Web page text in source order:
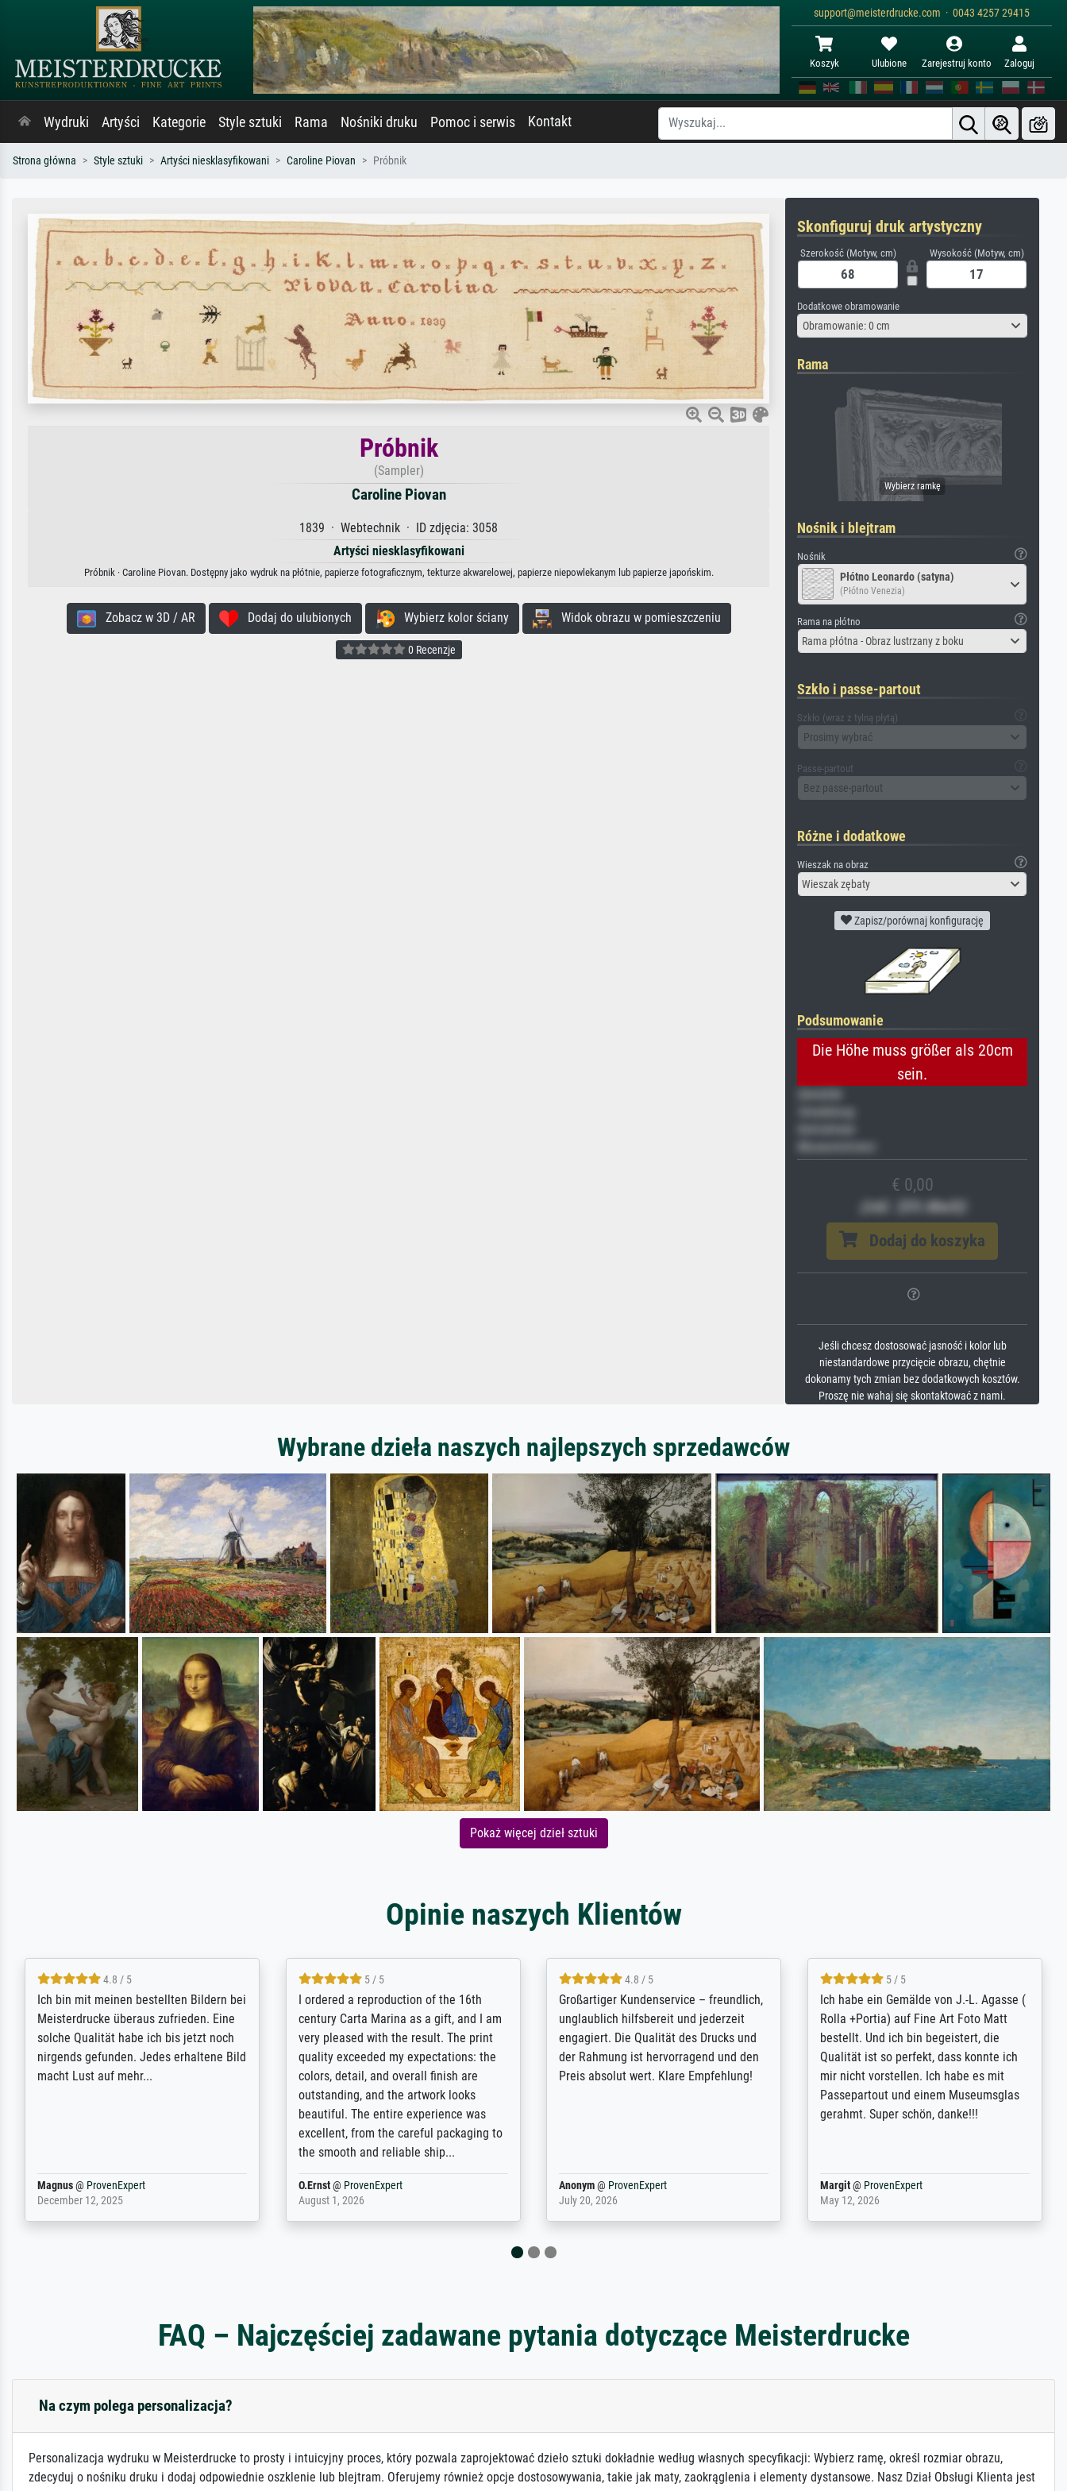
support@meisterdrucke.com · 0043 4257 29415
Koszyk Ulubione Zarejestruj konto Zaloguj
Wydruki Artyści Kategorie Style sztuki Rama Nośniki druku Pomoc i serwis Kontakt
Strona główna Style sztuki Artyści niesklasyfikowani Caroline Piovan Próbnik
Próbnik
(Sampler)
Caroline Piovan
1839 · Webtechnik · ID zdjęcia: 3058
Artyści niesklasyfikowani
Próbnik · Caroline Piovan. Dostępny jako wydruk na płótnie, papierze fotograficznym, tekturze akwarelowej, papierze niepowlekanym lub papierze japońskim.
Zobacz w 3D / AR Dodaj do ulubionych Wybierz kolor ściany Widok obrazu w pomieszczeniu
0 Recenzje
Skonfiguruj druk artystyczny
Szerokość (Motyw, cm) Wysokość (Motyw, cm)
Dodatkowe obramowanie
Obramowanie: 0 cm
Rama
Nośnik i blejtram
Nośnik
Płótno Leonardo (satyna)
(Płótno Venezia)
Rama na płótno
Rama płótna - Obraz lustrzany z boku
Szkło i passe-partout
Szkło (wraz z tylną płytą)
Prosimy wybrać
Passe-partout
Bez passe-partout
Różne i dodatkowe
Wieszak na obraz
Wieszak zębaty
Zapisz/porównaj konfigurację
Podsumowanie
Die Höhe muss größer als 20cm
sein.
Veredelung
Museumslizenz
€ 0,00
(inkl. 20% MwSt)
Dodaj do koszyka
Jeśli chcesz dostosować jasność i kolor lub
niestandardowe przycięcie obrazu, chętnie
dokonamy tych zmian bez dodatkowych kosztów.
Proszę nie wahaj się skontaktować z nami.
Wybrane dzieła naszych najlepszych sprzedawców
Pokaż więcej dzieł sztuki
Opinie naszych Klientów
5 / 5
Rundum positive Erfahrung. Die
Ausführung des Auftrags hat eine Weile
gedauert, die angekündigte Lieferzeit
wurde aber letztlich sogar etwas
unterschritten. Die Qualität des Papiers
Dr.@ProvenExpert
February 3, 2026
5 / 5
The team at Meisterdrucke strives to
meet its clients demands, and provides
expert advice on how to obtain the best
results for the prints requested by the
client. The company has a vast
repertoire of prints to choose from, and
will provide excellent service also with
regards to prints which are not in that
repertoire. Highly recommended!
Anonym@ProvenExpert
April 22, 2026
5 / 5
Outstanding quality and customer
support. - the quality of the printing is
excellent and difficult to distinguish
from the real thing; it will be my go-to
for high-quality art prints from now on -
Anonym@ ProvenExpert
January 12, 2026
4.8 / 5
Qualité absolument irréprochable.
Extraordinaire diversité des thèmes
abordés et personnalisation des
demandes (recadrage, réajustement des
couleurs). Relation clientèle parfaite.
Transport, réception sans aucun
problème. Merci à toute l'équipe ! Hervé
Anonym@ProvenExpert
March 31, 2025
FAQ – Najczęściej zadawane pytania dotyczące Meisterdrucke
Na czym polega personalizacja?
Personalizacja wydruku w Meisterdrucke to prosty i intuicyjny proces, który pozwala zaprojektować dzieło sztuki dokładnie według własnych specyfikacji: Wybierz ramę, określ rozmiar obrazu,
zdecyduj o nośniku druku i dodaj odpowiednie oszklenie lub blejtram. Oferujemy również opcje dostosowywania, takie jak maty, zaokrąglenia i elementy dystansowe. Nasz Dział Obsługi Klienta jest